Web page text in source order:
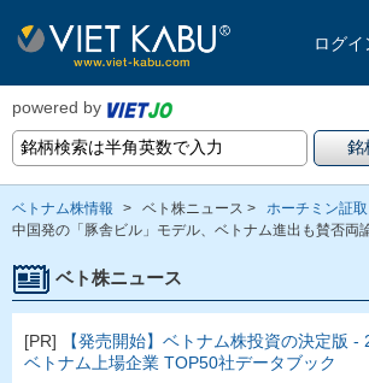
ログイ
powered by
ベトナム株情報 > ベト株ニュース > ホーチミン証取
中国発の「豚舎ビル」モデル、ベトナム進出も賛否両
ベト株ニュース
[PR]
【発売開始】ベトナム株投資の決定版 -
ベトナム上場企業 TOP50社データブック